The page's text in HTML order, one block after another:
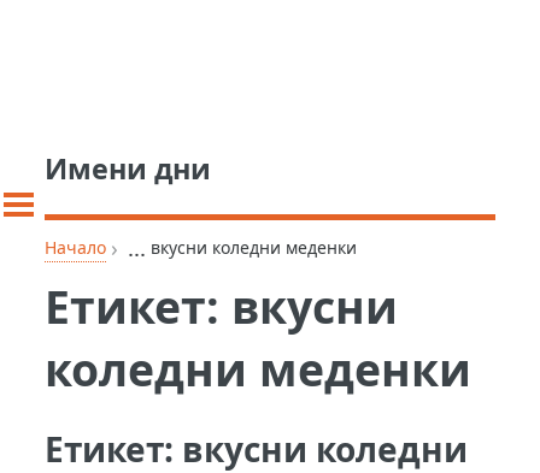
Имени дни
Начало › ... вкусни коледни меденки
Етикет: вкусни
коледни меденки
Етикет: вкусни коледни